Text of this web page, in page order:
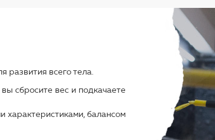
развития всего тела.
сбросите вес и подкачаете
характеристиками, балансом